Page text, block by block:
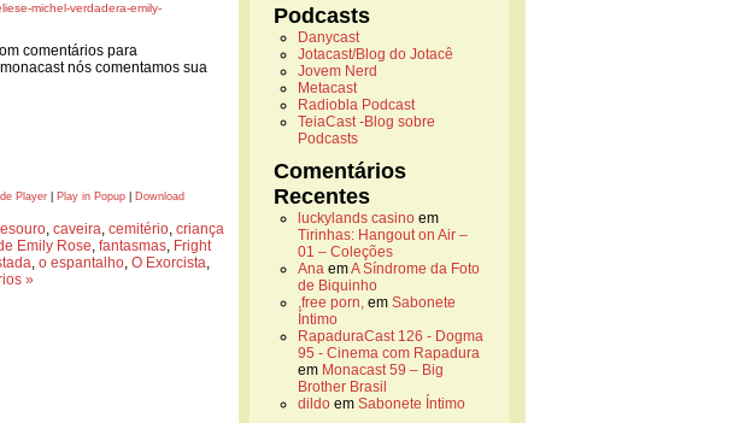
michel-verdadera-emily-
comentários para
nós comentamos sua
Player| Play in Popup| Download
caveira cemitério criança
Emily Rose fantasmas Fright
o espantalho O Exorcista
»
Podcasts
Danycast
Jotacast/Blog do Jotacê
Jovem Nerd
Metacast
Radiobla Podcast
TeiaCast -Blog sobre
Podcasts
Comentários
Recentes
luckylands casino em
Tirinhas: Hangout on Air –
01 – Coleções
Ana emA Síndrome da Foto
de Biquinho
,free porn, em Sabonete
Íntimo
RapaduraCast 126 - Dogma
95 - Cinema com Rapadura
em Monacast 59 – Big
Brother Brasil
dildo em Sabonete Íntimo